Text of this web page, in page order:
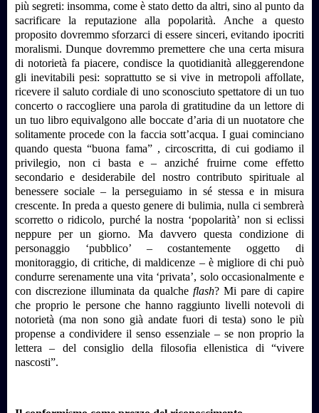
più segreti: insomma, come è stato detto da altri, sino al punto da
sacrificare la reputazione alla popolarità.Anche a questo
proposito dovremmo sforzarci di essere sinceri, evitando ipocriti
moralismi. Dunque dovremmo premettere che una certa misura
di notorietà fa piacere, condisce la quotidianità alleggerendone
gli inevitabili pesi: soprattutto se si vive in metropoli affollate,
ricevere il saluto cordiale di uno sconosciuto spettatore di un tuo
concerto o raccogliere una parola di gratitudine da un lettore di
un tuo libro equivalgono alle boccate d’aria di un nuotatore che
solitamente procede con la faccia sott’acqua. I guai cominciano
quando questa “buona fama” , circoscritta, di cui godiamo il
privilegio, non ci basta e – anziché fruirne come effetto
secondario e desiderabile del nostro contributo spirituale al
benessere sociale – la perseguiamo in sé stessa e in misura
crescente. In preda a questo genere di bulimia, nulla ci sembrerà
scorretto o ridicolo, purché la nostra ‘popolarità’ non si eclissi
neppure per un giorno. Ma davvero questa condizione di
personaggio ‘pubblico’ – costantemente oggetto di
monitoraggio, di critiche, di maldicenze – è migliore di chi può
condurre serenamente una vita ‘privata’, solo occasionalmente e
con discrezione illuminata da qualche flash? Mi pare di capire
che proprio le persone che hanno raggiunto livelli notevoli di
notorietà (ma non sono già andate fuori di testa) sono le più
propense a condividere il senso essenziale – se non proprio la
lettera – del consiglio della filosofia ellenistica di “vivere
nascosti”.